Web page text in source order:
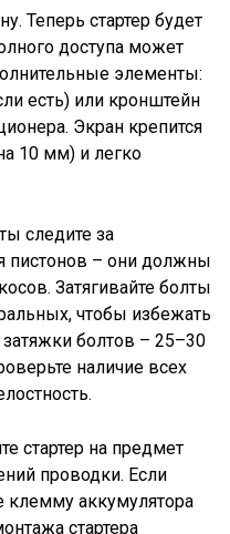
Теперь стартер будет
доступа может
элементы:
есть) или кронштейн
Экран крепится
10 мм) и легко
следите за
пистонов – они должны
Затягивайте болты
чтобы избежать
болтов – 25–30
наличие всех
стартер на предмет
проводки. Если
клемму аккумулятора
стартера